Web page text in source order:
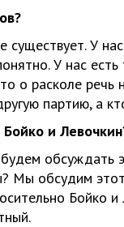
существует. У
У нас
о расколе
партию, а
и
Мы обсудим